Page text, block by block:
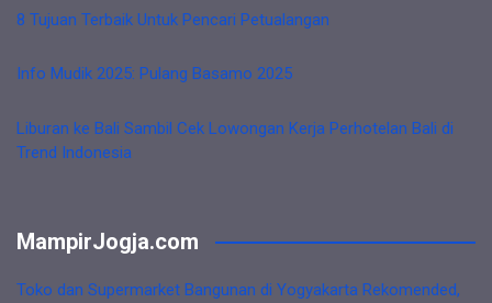
8 Tujuan Terbaik Untuk Pencari Petualangan
Info Mudik 2025: Pulang Basamo 2025
Liburan ke Bali Sambil Cek Lowongan Kerja Perhotelan Bali di
Trend Indonesia
MampirJogja.com
Toko dan Supermarket Bangunan di Yogyakarta Rekomended,